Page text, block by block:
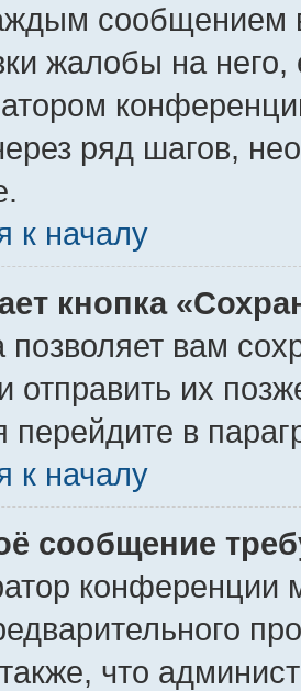
сообщением
жалобы на
ряд шагов,
к началу
кнопка
позволяет вам
отправить их
в
к началу
сообщение
конференции
что